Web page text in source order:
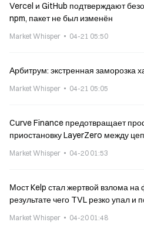
Vercel и GitHub подтверждают
npm, пакет не был изменён
Market Whisper 04-21 05:50
Арбитрум: экстренная заморозка
Market Whisper 04-21 05:05
Curve Finance предотвращает
приостановку LayerZero между
Market Whisper 04-20 01:53
Мост Kelp стал жертвой взлома
результате чего TVL резко упал
Market Whisper 04-20 01:48